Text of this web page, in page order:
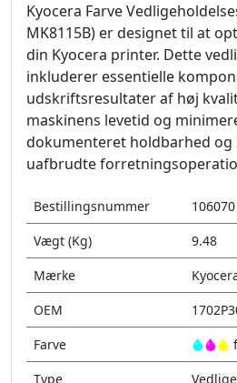
Kyocera Farve
MK8115B) er designet til at
din Kyocera printer. Dette
inkluderer essentielle
udskriftsresultater af høj
maskinens levetid og
dokumenteret holdbarhed
uafbrudte
Bestillingsnummer
106070
Vægt (Kg)
9.48
Mærke
OEM
Farve
Type